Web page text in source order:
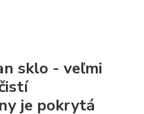
sklo - veľmi
je pokrytá